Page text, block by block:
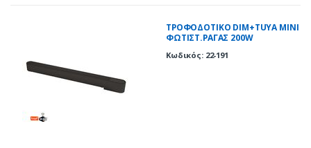
ΤΡΟΦΟΔΟΤΙΚΟ DIM+TUYA ΜΙΝΙ
ΦΩΤΙΣΤ.ΡΑΓΑΣ 200W
Κωδικός: 22-191